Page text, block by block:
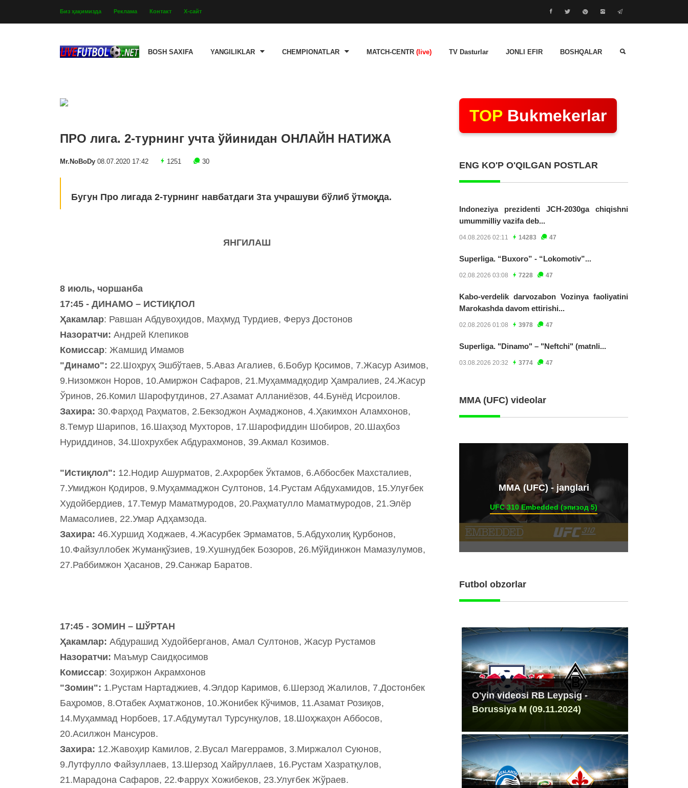
Биз ҳақимизда Реклама Контакт Х-сайт
BOSH SAXIFA YANGILIKLAR CHEMPIONATLAR MATCH-CENTR (live) TV Dasturlar JONLI EFIR BOSHQALAR
ПРО лига. 2-турнинг учта ўйинидан ОНЛАЙН НАТИЖА
Mr.NoBoDy 08.07.2020 17:42 1251 30
Бугун Про лигада 2-турнинг навбатдаги 3та учрашуви бўлиб ўтмоқда.
ЯНГИЛАШ
8 июль, чоршанба
17:45 - ДИНАМО – ИСТИҚЛОЛ
Ҳакамлар: Равшан Абдувоҳидов, Маҳмуд Турдиев, Феруз Достонов
Назоратчи: Андрей Клепиков
Комиссар: Жамшид Имамов
"Динамо": 22.Шоҳруҳ Эшбўтаев, 5.Аваз Агалиев, 6.Бобур Қосимов, 7.Жасур Азимов,
9.Низомжон Норов, 10.Амиржон Сафаров, 21.Муҳаммадқодир Ҳамралиев, 24.Жасур
Ўринов, 26.Комил Шарофутдинов, 27.Азамат Алланиёзов, 44.Бунёд Исроилов.
Захира: 30.Фарҳод Раҳматов, 2.Бекзоджон Аҳмаджонов, 4.Ҳакимхон Аламхонов,
8.Темур Шарипов, 16.Шаҳзод Мухторов, 17.Шарофиддин Шобиров, 20.Шаҳбоз
Нуриддинов, 34.Шохрухбек Абдурахмонов, 39.Акмал Козимов.
"Истиқлол": 12.Нодир Ашурматов, 2.Ахрорбек Ўктамов, 6.Аббосбек Махсталиев,
7.Умиджон Қодиров, 9.Муҳаммаджон Султонов, 14.Рустам Абдухамидов, 15.Улуғбек
Худойбердиев, 17.Темур Маматмуродов, 20.Раҳматулло Маматмуродов, 21.Элёр
Мамасолиев, 22.Умар Адҳамзода.
Захира: 46.Хуршид Ходжаев, 4.Жасурбек Эрмаматов, 5.Абдухолиқ Қурбонов,
10.Файзуллобек Жуманқўзиев, 19.Хушнудбек Бозоров, 26.Мўйдинжон Мамазулумов,
27.Раббимжон Ҳасанов, 29.Санжар Баратов.
17:45 - ЗОМИН – ШЎРТАН
Ҳакамлар: Абдурашид Худойберганов, Амал Султонов, Жасур Рустамов
Назоратчи: Маъмур Саидқосимов
Комиссар: Зоҳиржон Акрамхонов
"Зомин": 1.Рустам Нартаджиев, 4.Элдор Каримов, 6.Шерзод Жалилов, 7.Достонбек
Баҳромов, 8.Отабек Аҳматжонов, 10.Жонибек Кўчимов, 11.Азамат Розиқов,
14.Муҳаммад Норбоев, 17.Абдумутал Турсунқулов, 18.Шоҳжаҳон Аббосов,
20.Асилжон Мансуров.
Захира: 12.Жавоҳир Камилов, 2.Вусал Магеррамов, 3.Миржалол Суюнов,
9.Лутфулло Файзуллаев, 13.Шерзод Хайруллаев, 16.Рустам Хазратқулов,
21.Марадона Сафаров, 22.Фаррух Хожибеков, 23.Улуғбек Жўраев.
TOP Bukmekerlar
ENG KO'P O'QILGAN POSTLAR
Indoneziya prezidenti JCH-2030ga chiqishni
umummilliy vazifa deb...
04.08.2026 02:11 14283 47
Superliga. “Buxoro” - “Lokomotiv”...
02.08.2026 03:08 7228 47
Kabo-verdelik darvozabon Vozinya faoliyatini
Marokashda davom ettirishi...
02.08.2026 01:08 3978 47
Superliga. "Dinamo" – "Neftchi" (matnli...
03.08.2026 20:32 3774 47
MMA (UFC) videolar
ММА (UFC) - janglari
UFC 310 Embedded (эпизод 5)
Futbol obzorlar
O'yin videosi RB Leypsig -
Borussiya M (09.11.2024)